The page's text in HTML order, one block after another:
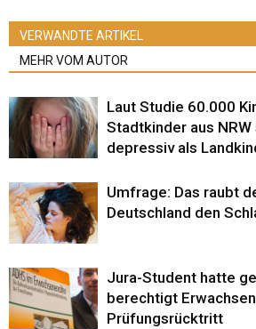
VERWANDTE ARTIKEL
MEHR VOM AUTOR
Laut Studie 60.000
Stadtkinder aus
depressiv als
Umfrage: Das raubt
Deutschland den
Jura-Student hatte
berechtigt
Prüfungsrücktritt